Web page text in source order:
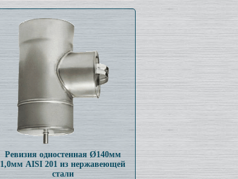
Ревизия одностенная Ø140мм
1,0мм AISI 201 из нержавеющей
стали